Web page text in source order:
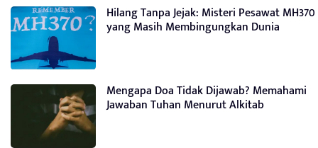
Hilang Tanpa Jejak: Misteri Pesawat MH370
yang Masih Membingungkan Dunia
Mengapa Doa Tidak Dijawab? Memahami
Jawaban Tuhan Menurut Alkitab